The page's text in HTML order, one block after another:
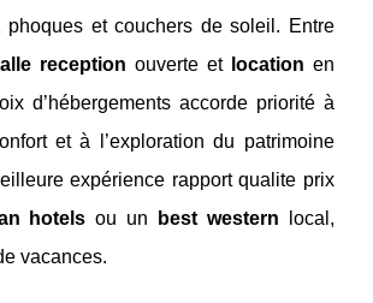
phoques et couchers de soleil. Entre
reception ouverte et location en
d’hébergements accorde priorité à
et à l’exploration du patrimoine
expérience rapport qualite prix
hotels ou un best western local,
vacances.